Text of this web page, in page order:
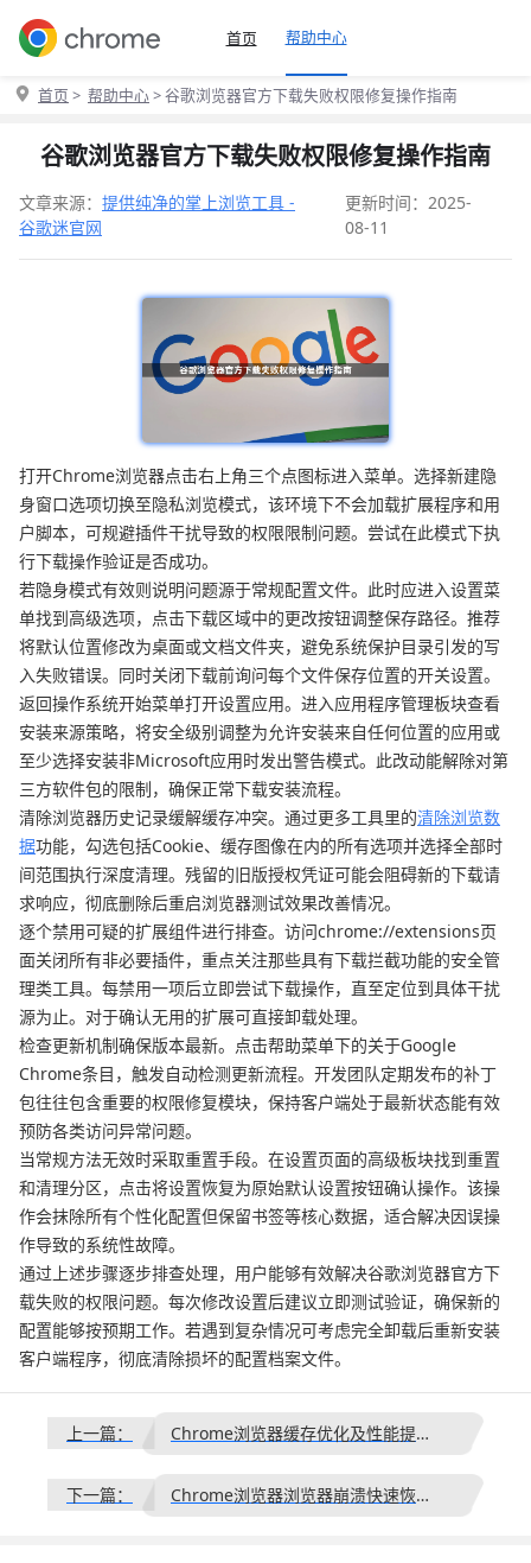
首页 帮助中心
首页 > 帮助中心> 谷歌浏览器官方下载失败权限修复操作指南
谷歌浏览器官方下载失败权限修复操作指南
文章来源： 提供纯净的掌上浏览工具 -
谷歌迷官网
更新时间：2025-
08-11
打开Chrome浏览器点击右上角三个点图标进入菜单。选择新建隐
身窗口选项切换至隐私浏览模式，该环境下不会加载扩展程序和用
户脚本，可规避插件干扰导致的权限限制问题。尝试在此模式下执
行下载操作验证是否成功。
若隐身模式有效则说明问题源于常规配置文件。此时应进入设置菜
单找到高级选项，点击下载区域中的更改按钮调整保存路径。推荐
将默认位置修改为桌面或文档文件夹，避免系统保护目录引发的写
入失败错误。同时关闭下载前询问每个文件保存位置的开关设置。
返回操作系统开始菜单打开设置应用。进入应用程序管理板块查看
安装来源策略，将安全级别调整为允许安装来自任何位置的应用或
至少选择安装非Microsoft应用时发出警告模式。此改动能解除对第
三方软件包的限制，确保正常下载安装流程。
清除浏览器历史记录缓解缓存冲突。通过更多工具里的清除浏览数
据功能，勾选包括Cookie、缓存图像在内的所有选项并选择全部时
间范围执行深度清理。残留的旧版授权凭证可能会阻碍新的下载请
求响应，彻底删除后重启浏览器测试效果改善情况。
逐个禁用可疑的扩展组件进行排查。访问chrome://extensions页
面关闭所有非必要插件，重点关注那些具有下载拦截功能的安全管
理类工具。每禁用一项后立即尝试下载操作，直至定位到具体干扰
源为止。对于确认无用的扩展可直接卸载处理。
检查更新机制确保版本最新。点击帮助菜单下的关于Google
Chrome条目，触发自动检测更新流程。开发团队定期发布的补丁
包往往包含重要的权限修复模块，保持客户端处于最新状态能有效
预防各类访问异常问题。
当常规方法无效时采取重置手段。在设置页面的高级板块找到重置
和清理分区，点击将设置恢复为原始默认设置按钮确认操作。该操
作会抹除所有个性化配置但保留书签等核心数据，适合解决因误操
作导致的系统性故障。
通过上述步骤逐步排查处理，用户能够有效解决谷歌浏览器官方下
载失败的权限问题。每次修改设置后建议立即测试验证，确保新的
配置能够按预期工作。若遇到复杂情况可考虑完全卸载后重新安装
客户端程序，彻底清除损坏的配置档案文件。
上一篇： Chrome浏览器缓存优化及性能提升实操教程
下一篇： Chrome浏览器浏览器崩溃快速恢复操作教程